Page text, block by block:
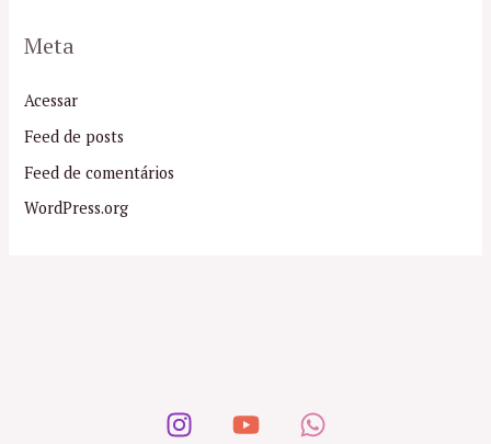
Meta
Acessar
Feed de posts
Feed de comentários
WordPress.org